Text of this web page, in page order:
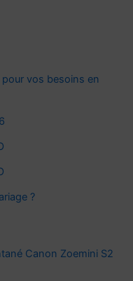
pour vos besoins en
?
Canon Zoemini S2